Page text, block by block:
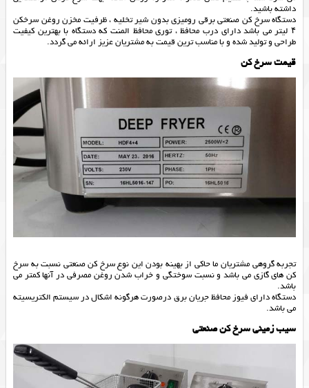
داشته باشید.
دستگاه سرخ کن صنعتی برقی رومیزی بدون شیر تخلیه ، ظرفیت مخزن روغن سرخکن
۴ لیتر می باشد دارای درب محافظ ، توری محافظ المنت که دستگاه با بهترین کیفیت
طراحی و تولید شده و با مناسب ترین قیمت به مشتریان عزیز ارائه می گردد.
قیمت سرخ کن
تجربه گروهی مشتریان ما حاکی از بهینه بودن این نوع سرخ کن صنعتی نسبت به سرخ
کن های گازی می باشد و نسبت سوختگی و خراب شدن روغن مصرفی در آنها کمتر می
باشد.
دستگاه دارای فیوز محافظ جریان برق درصورت هرگونه اشکال در سیستم الکتریسیته
می باشد.
سیب زمینی سرخ کن صنعتی